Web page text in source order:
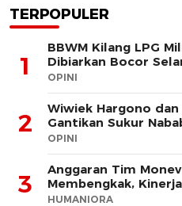
TERPOPULER
1
BBWM Kilang LPG
Dibiarkan Bocor
OPINI
2
Wiwiek Hargono
Gantikan Sukur
OPINI
3
Anggaran Tim
Membengkak,
HUMANIORA